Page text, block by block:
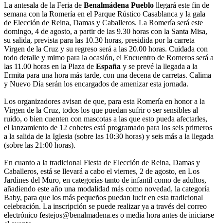
La antesala de la Feria de Benalmádena Pueblo llegará este fin de
semana con la Romería en el Parque Rústico Casablanca y la gala
de Elección de Reina, Damas y Caballeros. La Romería será este
domingo, 4 de agosto, a partir de las 9.30 horas con la Santa Misa,
su salida, prevista para las 10.30 horas, presidida por la carreta
Virgen de la Cruz y su regreso será a las 20.00 horas. Cuidada con
todo detalle y mimo para la ocasión, el Encuentro de Romeros será a
las 11.00 horas en la Plaza de España y se prevé la llegada a la
Ermita para una hora más tarde, con una decena de carretas. Calima
y Nuevo Día serán los encargados de amenizar esta jornada.
Los organizadores avisan de que, para esta Romería en honor a la
Virgen de la Cruz, todos los que puedan sufrir o ser sensibles al
ruido, o bien cuenten con mascotas a las que esto pueda afectarles,
el lanzamiento de 12 cohetes está programado para los seis primeros
a la salida de la Iglesia (sobre las 10:30 horas) y seis más a la llegada
(sobre las 21:00 horas).
En cuanto a la tradicional Fiesta de Elección de Reina, Damas y
Caballeros, está se llevará a cabo el viernes, 2 de agosto, en Los
Jardines del Muro, en categorías tanto de infantil como de adultos,
añadiendo este año una modalidad más como novedad, la categoría
Baby, para que los más pequeños puedan lucir en esta tradicional
celebración. La inscripción se puede realizar ya a través del correo
electrónico festejos@benalmadena.es o media hora antes de iniciarse